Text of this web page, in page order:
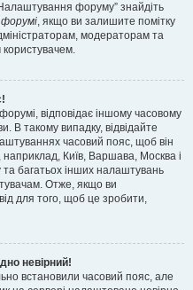
форуму” знайдіть
, якщо ви залишите помітку
модераторам та
відповідає іншому часовому
В такому випадку, відвідайте
часовий пояс, щоб він
Київ, Варшава, Москва і
багатьох інших налаштувань
Отже, якщо ви
для того, щоб це зробити,
невірний!
встановили часовий пояс, але